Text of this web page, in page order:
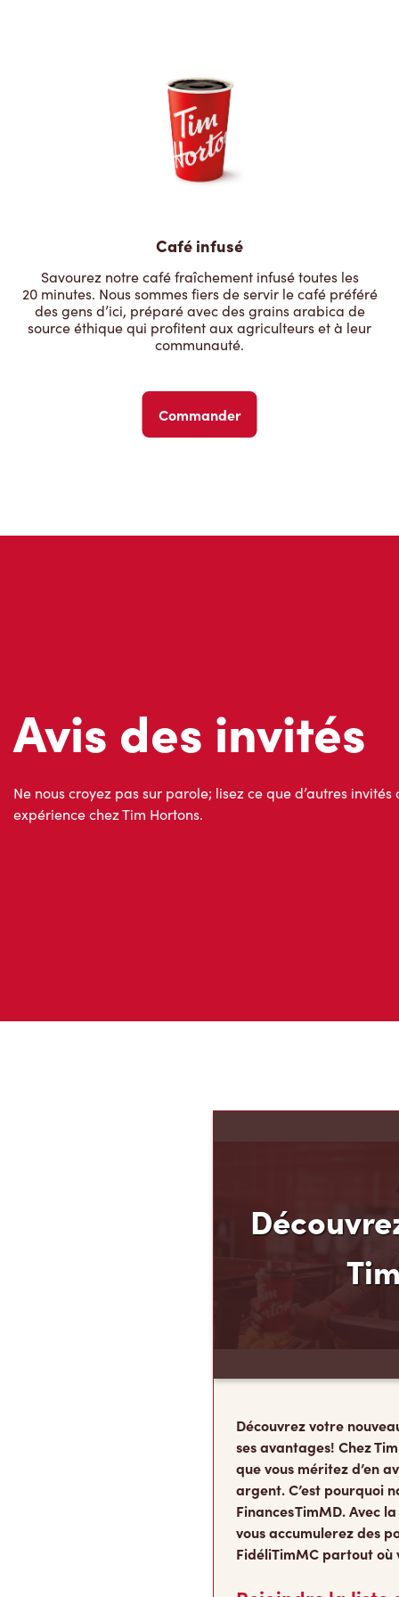
Café infusé
Savourez notre café fraîchement infusé toutes les
20 minutes. Nous sommes fiers de servir le café préféré
des gens d’ici, préparé avec des grains arabica de
source éthique qui profitent aux agriculteurs et à leur
communauté.
Commander
Avis des invités
Ne nous croyez pas sur parole; lisez ce que d’autres
expérience chez Tim Hortons.
Découvrez votre
ses avantages! Chez
que vous méritez d’en
argent. C’est pourquoi
Finances TimMD. Avec
vous accumulerez des
FidéliTimMC partout où